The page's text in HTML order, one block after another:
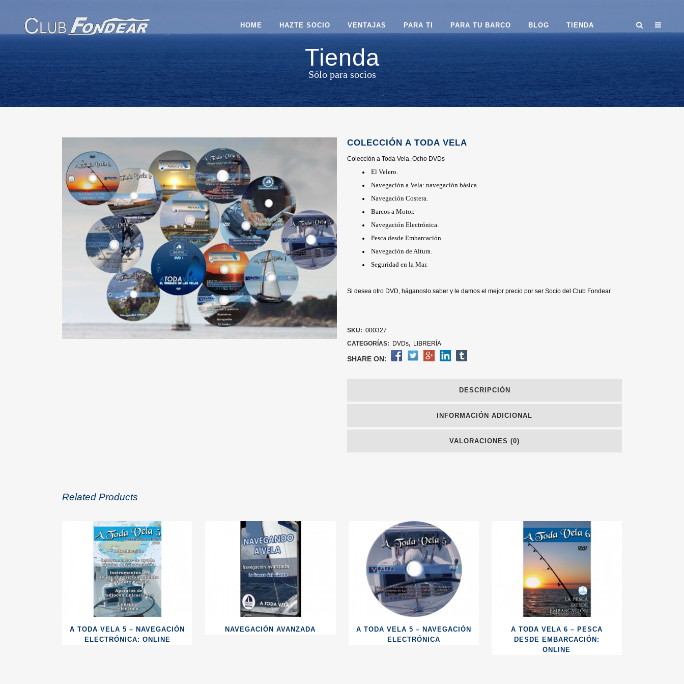
HOME HAZTE SOCIO VENTAJAS PARA TI PARA TU BARCO BLOG TIENDA
Tienda
Sólo para socios
COLECCIÓN A TODA VELA
Colección a Toda Vela. Ocho DVDs
El Velero.
Navegación a Vela: navegación básica.
Navegación Costera.
Barcos a Motor.
Navegación Electrónica.
Pesca desde Embarcación.
Navegación de Altura.
Seguridad en la Mar.
Si desea otro DVD, háganoslo saber y le damos el mejor precio por ser Socio del Club Fondear
SKU: 000327
CATEGORÍAS:
DVDs, LIBRERÍA
SHARE ON:
DESCRIPCIÓN
INFORMACIÓN ADICIONAL
VALORACIONES (0)
Related Products
A TODA VELA 5 – NAVEGACIÓN
ELECTRÓNICA: ONLINE
NAVEGACIÓN AVANZADA
A TODA VELA 5 – NAVEGACIÓN
ELECTRÓNICA
A TODA VELA 6 – PESCA
DESDE EMBARCACIÓN:
ONLINE